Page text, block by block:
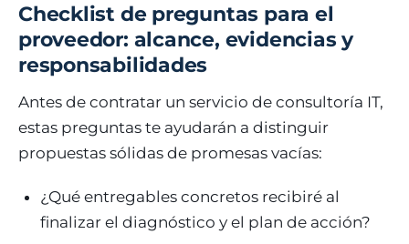
Checklist de preguntas para el
proveedor: alcance, evidencias y
responsabilidades
Antes de contratar un servicio de consultoría IT,
estas preguntas te ayudarán a distinguir
propuestas sólidas de promesas vacías:
¿Qué entregables concretos recibiré al
finalizar el diagnóstico y el plan de acción?